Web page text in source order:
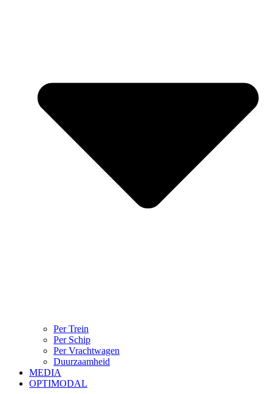
Per Trein
Per Schip
Per Vrachtwagen
Duurzaamheid
MEDIA
OPTIMODAL